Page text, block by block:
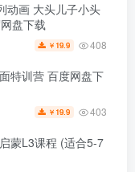
动画 大头儿子小头
盘下载
￥ 19.9 408
特训营 百度网盘下
￥ 19.9 403
蒙L3课程 (适合5-7